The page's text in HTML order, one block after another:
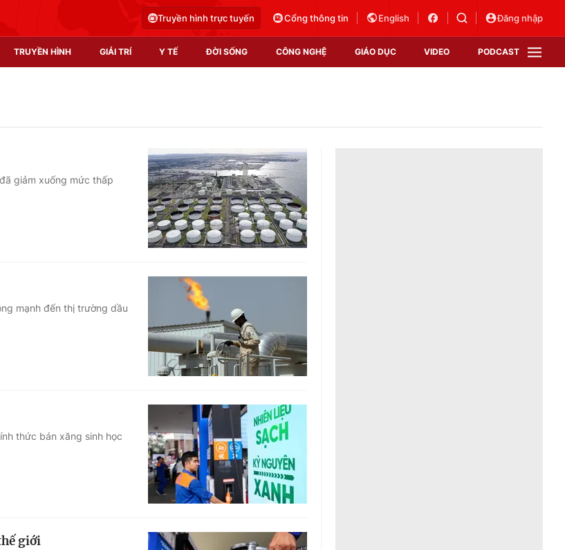
Truyền hình trực tuyến Cổng thông tin English Đăng nhập
TRUYỀN HÌNH GIẢI TRÍ Y TẾ ĐỜI SỐNG CÔNG NGHỆ GIÁO DỤC VIDEO PODCAST
Video
Shorts video
Podcast
EMagazine
Photo
Infographic
Góc ảnh
Học trực tuyến
Công nghệ
Hitech Công nghệ tương lai
Sản phẩm
Thị trường
Tư vấn
VTV Sức khoẻ
giảm xuống mức thấp
mạnh đến thị trường dầu
thức bán xăng sinh học
giới